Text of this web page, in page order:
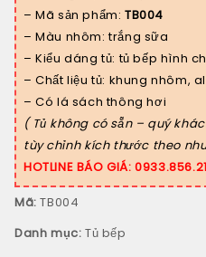
– Mã sản phẩm: TB004
– Màu nhôm: trắng sữa
– Kiểu dáng tủ: tủ bếp hình
– Chất liệu tủ: khung nhôm,
– Có lá sách thông hơi
( Tủ không có sẵn – quý
tùy chỉnh kích thước theo
HOTLINE BÁO GIÁ:
Mã:TB004
Danh mục: Tủ bếp